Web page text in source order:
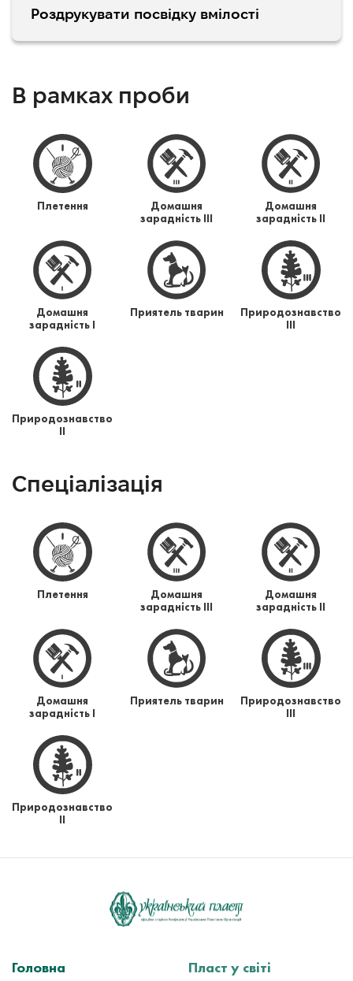
Роздрукувати посвідку вмілості
В рамках проби
Плетення
Домашня
зарадність ІІІ
Домашня
зарадність ІІ
Домашня
зарадність І
Приятель тварин
Природознавство
ІІІ
Природознавство
ІІ
Спеціалізація
Плетення
Домашня
зарадність ІІІ
Домашня
зарадність ІІ
Домашня
зарадність І
Приятель тварин
Природознавство
ІІІ
Природознавство
ІІ
Головна Пласт у світі